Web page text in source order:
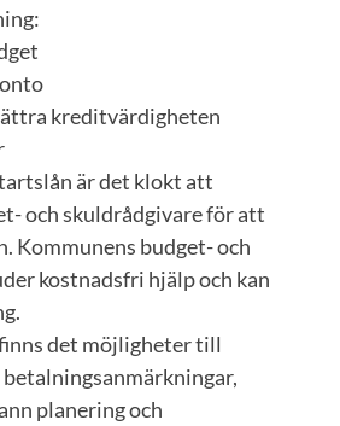
kreditvärdigheten
är det klokt att
och skuldrådgivare för att
Kommunens budget- och
kostnadsfri hjälp och kan
det möjligheter till
planering och